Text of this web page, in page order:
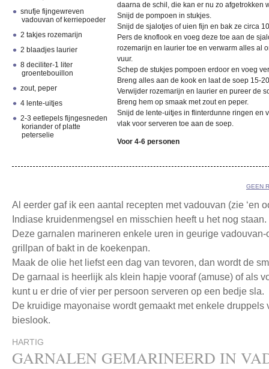
snufje fijngewreven
vadouvan of kerriepoeder
2 takjes rozemarijn
2 blaadjes laurier
8 deciliter-1 liter
groentebouillon
zout, peper
4 lente-uitjes
2-3 eetlepels fijngesneden
koriander of platte
peterselie
daarna de schil, die kan er nu zo afgetrokken
Snijd de pompoen in stukjes.
Snijd de sjalotjes of uien fijn en bak ze circa
Pers de knoflook en voeg deze toe aan de
rozemarijn en laurier toe en verwarm alles al
vuur.
Schep de stukjes pompoen erdoor en voeg
Breng alles aan de kook en laat de soep 15-
Verwijder rozemarijn en laurier en pureer de
Breng hem op smaak met zout en peper.
Snijd de lente-uitjes in flinterdunne ringen en
vlak voor serveren toe aan de soep.
Voor 4-6 personen
GEEN
Al eerder gaf ik een aantal recepten met vadouvan (zie ‘en
Indiase kruidenmengsel en misschien heeft u het nog staan.
Deze garnalen marineren enkele uren in geurige
grillpan of bakt in de koekenpan.
Maak de olie het liefst een dag van tevoren, dan wordt de
De garnaal is heerlijk als klein hapje vooraf (amuse) of als
kunt u er drie of vier per persoon serveren op een bedje sla.
De kruidige mayonaise wordt gemaakt met enkele
bieslook.
HARTIG
GARNALEN GEMARINEERD IN